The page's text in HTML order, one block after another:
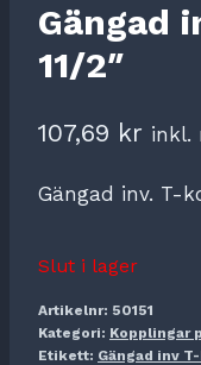
Gängad
11/2″
107,69 kr inkl.
Gängad inv. T-
Slut i lager
Artikelnr: 50151
Kategori: Kopplingar
Etikett: Gängad inv